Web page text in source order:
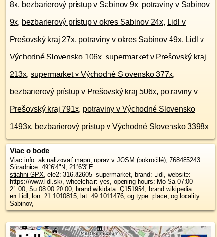
8x, bezbarierový prístup v Sabinov 9x, potraviny v Sabinov
9x, bezbarierový prístup v okres Sabinov 24x, Lidl v
Prešovský kraj 27x, potraviny v okres Sabinov 49x, Lidl v
Východné Slovensko 106x, supermarket v Prešovský kraj
213x, supermarket v Východné Slovensko 377x,
bezbarierový prístup v Prešovský kraj 506x, potraviny v
Prešovský kraj 791x, potraviny v Východné Slovensko
1493x, bezbarierový prístup v Východné Slovensko 3398x
Viac o bode
Viac info: aktualizovať mapu, uprav v JOSM (pokročilé), 768485243,
Súradnice: 49°6'4"N, 21°6'3"E
stiahni GPX, ele2: 316.82605, supermarket, brand: Lidl, website:
https://www.lidl.sk/, wheelchair: yes, opening hours: Mo Sa 07:00
21:00, Su 08:00 20:00, brand:wikidata: Q151954, brand:wikipedia:
en:Lidl, lon: 21.1010815, lat: 49.1011476, og type: place, og locality:
Sabinov,